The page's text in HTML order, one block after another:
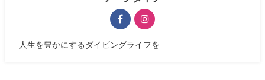
人生を豊かにするダイビングライフを